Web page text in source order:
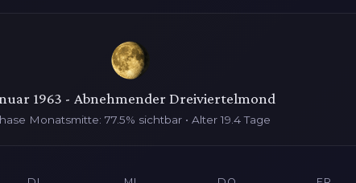
1963 - Abnehmender Dreiviertelmond
Monatsmitte: 77.5% sichtbar • Alter 19.4 Tage